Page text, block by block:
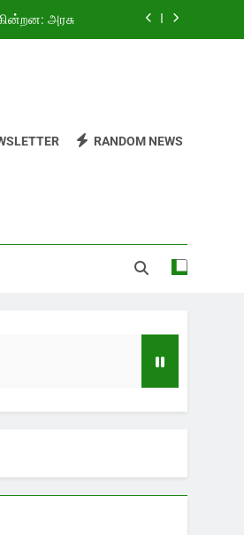
அரசு
சைக்கிள்
அரசு
RANDOM NEWS